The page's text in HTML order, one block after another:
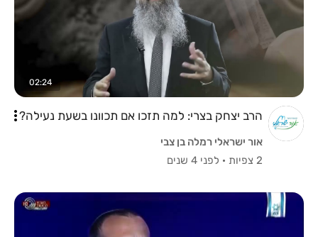
02:24
הרב יצחק בצרי: למה תזכו אם תכוונו בשעת נעילה?
אור ישראלי רמלה בן צבי
2 צפיות
· לפני 4 שנים